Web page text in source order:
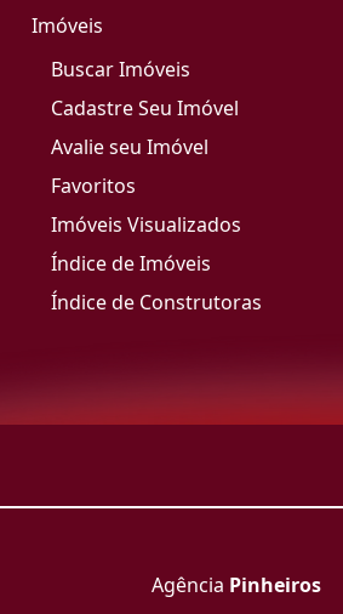
Imóveis
Buscar Imóveis
Cadastre Seu Imóvel
Avalie seu Imóvel
Favoritos
Imóveis Visualizados
Índice de Imóveis
Índice de Construtoras
Agência Pinheiros